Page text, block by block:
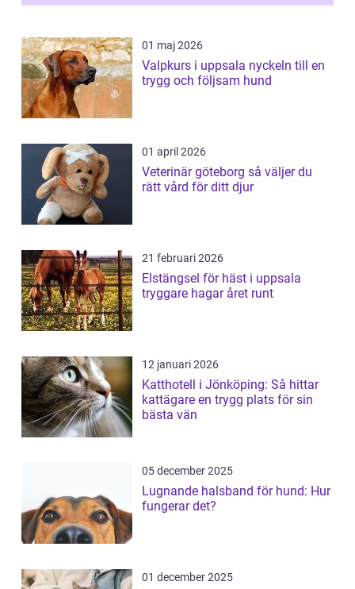
01 maj 2026
Valpkurs i uppsala nyckeln till en
trygg och följsam hund
01 april 2026
Veterinär göteborg så väljer du
rätt vård för ditt djur
21 februari 2026
Elstängsel för häst i uppsala
tryggare hagar året runt
12 januari 2026
Katthotell i Jönköping: Så hittar
kattägare en trygg plats för sin
bästa vän
05 december 2025
Lugnande halsband för hund: Hur
fungerar det?
01 december 2025